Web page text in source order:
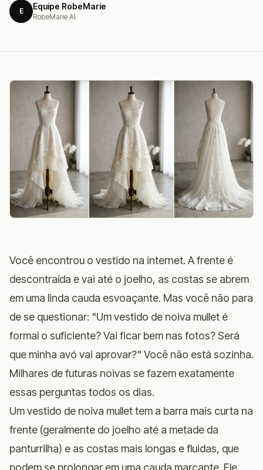
E Equipe RobeMarie
RobeMarie AI
Você encontrou o vestido na internet. A frente é
descontraída e vai até o joelho, as costas se abrem
em uma linda cauda esvoaçante. Mas você não para
de se questionar: "Um vestido de noiva mullet é
formal o suficiente? Vai ficar bem nas fotos? Será
que minha avó vai aprovar?" Você não está sozinha.
Milhares de futuras noivas se fazem exatamente
essas perguntas todos os dias.
Um vestido de noiva mullet tem a barra mais curta na
frente (geralmente do joelho até a metade da
panturrilha) e as costas mais longas e fluidas, que
podem se prolongar em uma cauda marcante. Ele